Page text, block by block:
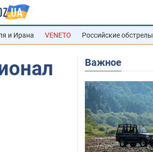
и Ирана VENETO Российские обстрелы
Важное